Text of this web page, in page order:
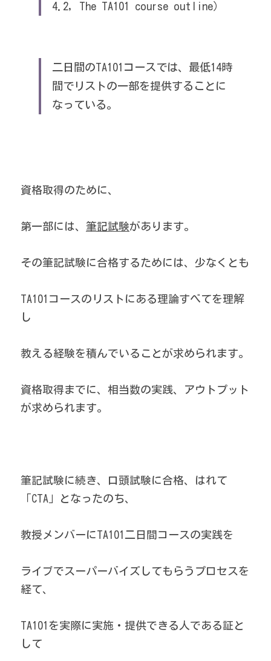
4.2, The TA101 course outline）
二日間のTA101コースでは、最低14時
間でリストの一部を提供することに
なっている。
資格取得のために、
第一部には、 筆記試験があります。
その筆記試験に合格するためには、少なくとも
TA101コースのリストにある理論すべてを理解
し
教える経験を積んでいることが求められます。
資格取得までに、相当数の実践、アウトプット
が求められます。
筆記試験に続き、口頭試験に合格、はれて
「CTA」となったのち、
教授メンバーにTA101二日間コースの実践を
ライブでスーパーバイズしてもらうプロセスを
経て、
TA101を実際に実施・提供できる人である証と
して